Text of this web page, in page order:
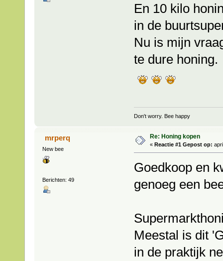
En 10 kilo
in de
Nu is mijn
te dure honing.
Don't worry. Bee happy
mrperq
New bee
Berichten: 49
Re: Honing kopen
« Reactie #1 Gepost op:
Goedkoop en
genoeg een
Meestal is dit
in de praktijk